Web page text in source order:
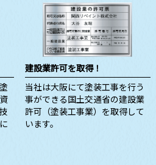
建設業許可を取得！
当社は大阪にて塗装工事を行う
事ができる国土交通省の建設業
許可（塗装工事業）を取得して
います。